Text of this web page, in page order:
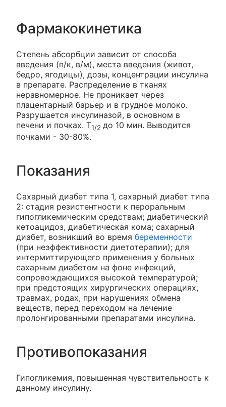
Фармакокинетика
Степень абсорбции зависит от способа
введения (п/к, в/м), места введения (живот,
бедро, ягодицы), дозы, концентрации инсулина
в препарате. Распределение в тканях
неравномерное. Не проникает через
плацентарный барьер и в грудное молоко.
Разрушается инсулиназой, в основном в
печени и почках. T1/2 до 10 мин. Выводится
почками - 30-80%.
Показания
Сахарный диабет типа 1, сахарный диабет типа
2: стадия резистентности к пероральным
гипогликемическим средствам; диабетический
кетоацидоз, диабетическая кома; сахарный
диабет, возникший во время беременности
(при неэффективности диетотерапии); для
интермиттирующего применения у больных
сахарным диабетом на фоне инфекций,
сопровождающихся высокой температурой;
при предстоящих хирургических операциях,
травмах, родах, при нарушениях обмена
веществ, перед переходом на лечение
пролонгированными препаратами инсулина.
Противопоказания
Гипогликемия, повышенная чувствительность к
данному инсулину.